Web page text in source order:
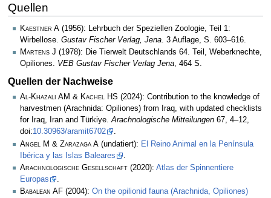
Quellen
Kaestner A (1956): Lehrbuch der Speziellen Zoologie, Teil 1:
Wirbellose. Gustav Fischer Verlag, Jena. 3 Auflage, S. 603–616.
Martens J (1978): Die Tierwelt Deutschlands 64. Teil, Weberknechte,
Opiliones. VEB Gustav Fischer Verlag Jena, 464 S.
Quellen der Nachweise
Al-Khazali AM & Kachel HS (2024): Contribution to the knowledge of
harvestmen (Arachnida: Opiliones) from Iraq, with updated checklists
for Iraq, Iran and Türkiye.Arachnologische Mitteilungen 67, 4–12,
doi:10.30963/aramit6702
.
Angel M & Zarazaga A (undatiert): El Reino Animal en la Península
Ibérica y las Islas Baleares
Arachnologische Gesellschaft (2020): Atlas der Spinnentiere
Europas
.
Babalean AF (2004): On the opilionid fauna (Arachnida, Opiliones)